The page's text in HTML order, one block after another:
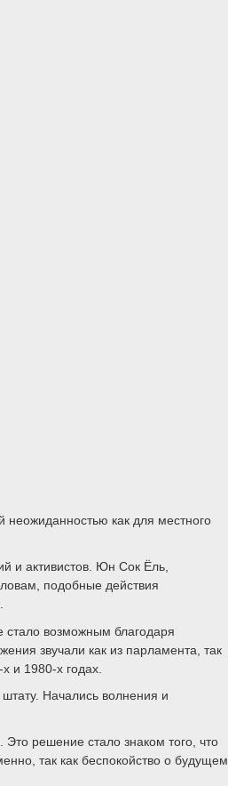
как для местного
и активистов. Юн Сок Ёль,
подобные действия
стало возможным благодаря
звучали как из парламента, так
и 1980-х годах.
Начались волнения и
решение стало знаком того, что
так как беспокойство о будущем